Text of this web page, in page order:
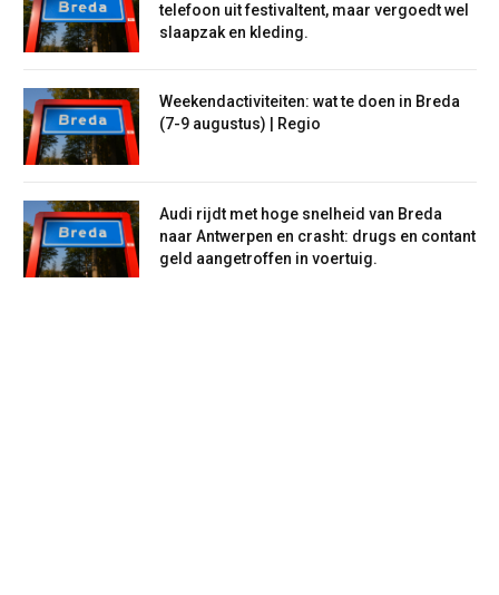
telefoon uit festivaltent, maar vergoedt wel
slaapzak en kleding.
Weekendactiviteiten: wat te doen in Breda
(7-9 augustus) | Regio
Audi rijdt met hoge snelheid van Breda
naar Antwerpen en crasht: drugs en contant
geld aangetroffen in voertuig.